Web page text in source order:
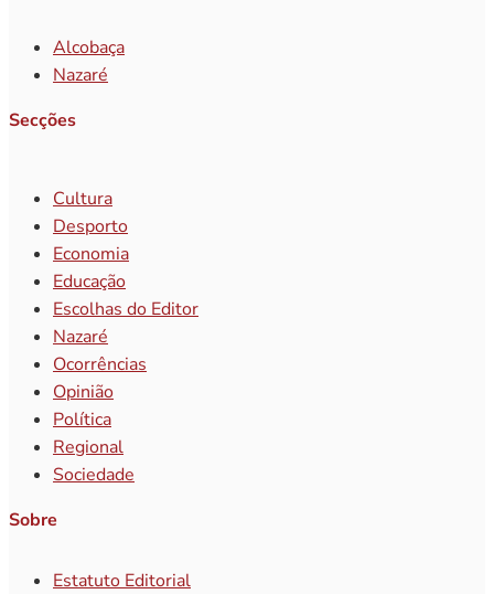
Alcobaça
Nazaré
Secções
Cultura
Desporto
Economia
Educação
Escolhas do Editor
Nazaré
Ocorrências
Opinião
Política
Regional
Sociedade
Sobre
Estatuto Editorial